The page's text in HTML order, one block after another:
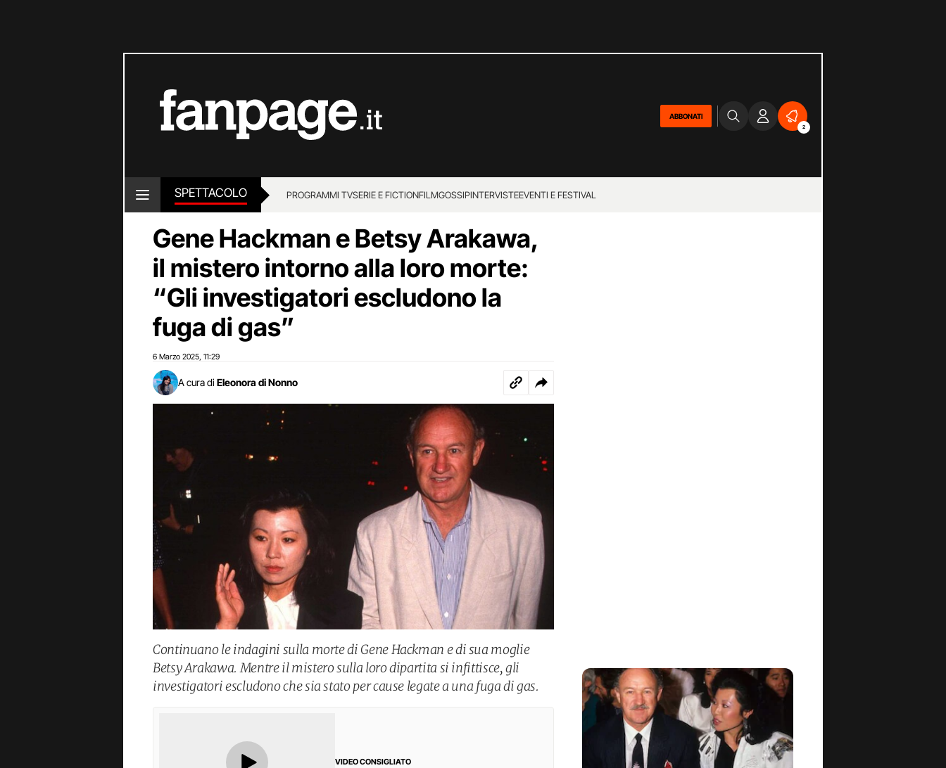
ABBONATI
2
SPETTACOLO PROGRAMMI TVSERIE E FICTIONFILMGOSSIPINTERVISTEEVENTI E FESTIVAL
Gene Hackman e Betsy Arakawa,
il mistero intorno alla loro morte:
“Gli investigatori escludono la
fuga di gas”
6 Marzo 2025 11:29
A cura di Eleonora di Nonno
Continuano le indagini sulla morte di Gene Hackman e di sua moglie
Betsy Arakawa. Mentre il mistero sulla loro dipartita si infittisce, gli
investigatori escludono che sia stato per cause legate a una fuga di gas.
VIDEO CONSIGLIATO